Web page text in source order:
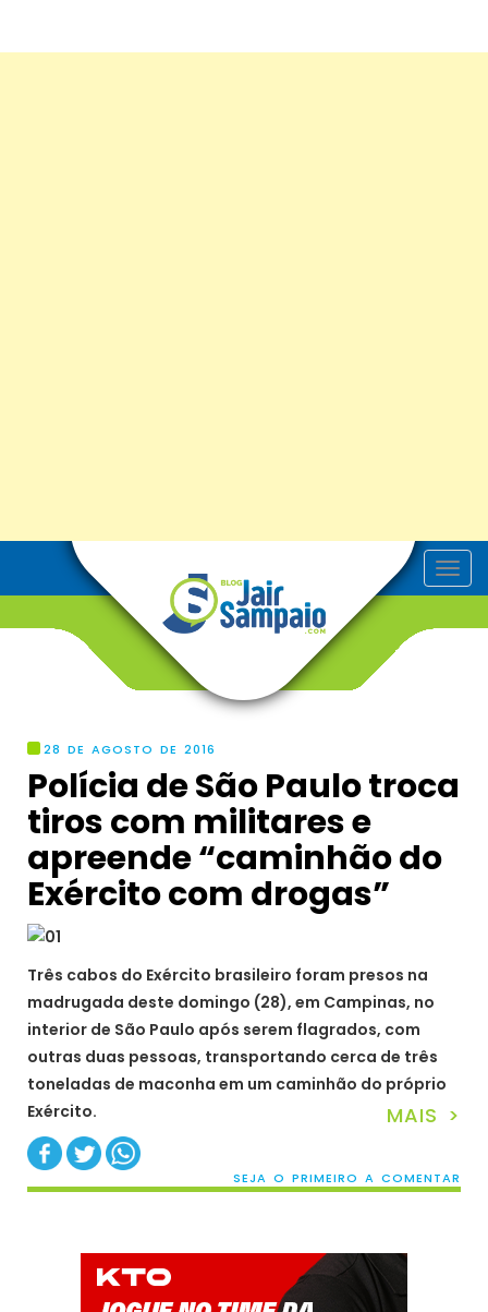
T
o
t
i
28 DE AGOSTO DE 2016
Polícia de São Paulo troca
tiros com militares e
apreende “caminhão do
Exército com drogas”
Três cabos do Exército brasileiro foram presos na
madrugada deste domingo (28), em Campinas, no
interior de São Paulo após serem flagrados, com
outras duas pessoas, transportando cerca de três
toneladas de maconha em um caminhão do próprio
Exército.
MAIS >
SEJA O PRIMEIRO A COMENTAR